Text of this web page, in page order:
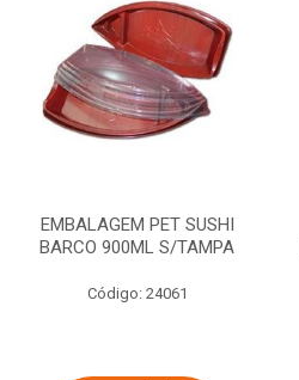
EMBALAGEM PET SUSHI
BARCO 900ML S/TAMPA
Código: 24061